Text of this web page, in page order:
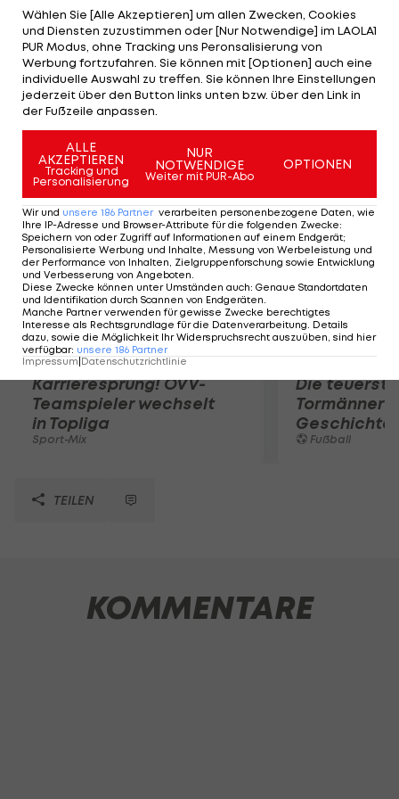
Mittelfeldspieler, der in der Akademie Vorarlberg
kickt, konnte bei einem Probetraining in der
Jugend-Abteilung des deutschen Bundesliga-Klubs
überzeugen. Er soll für die U19 eingeplant sein. Bis
Sommer 2012 spielte Canadi junior in der
Akademie der Wiener Austria.
Mehr zum Thema
Karrieresprung! ÖVV-
Teamspieler wechselt
in Topliga
Sport-Mix
Die
Tormänner
Geschichte
Fußball
TEILEN
KOMMENTARE
Wählen Sie [Alle Akzeptieren] um allen Zwecken, Cookies
und Diensten zuzustimmen oder [Nur Notwendige] im LAOLA1
PUR Modus, ohne Tracking uns Peronsalisierung von
Werbung fortzufahren. Sie können mit [Optionen] auch eine
individuelle Auswahl zu treffen. Sie können Ihre Einstellungen
jederzeit über den Button links unten bzw. über den Link in
der Fußzeile anpassen.
ALLE
AKZEPTIEREN
Tracking und
Personalisierung
NUR
NOTWENDIGE
Weiter mit PUR-Abo
OPTIONEN
Wir und unsere 186 Partner verarbeiten personenbezogene Daten, wie
Ihre IP-Adresse und Browser-Attribute für die folgenden Zwecke:
Speichern von oder Zugriff auf Informationen auf einem Endgerät;
Personalisierte Werbung und Inhalte, Messung von Werbeleistung und
der Performance von Inhalten, Zielgruppenforschung sowie Entwicklung
und Verbesserung von Angeboten.
Diese Zwecke können unter Umständen auch: Genaue Standortdaten
und Identifikation durch Scannen von Endgeräten.
Manche Partner verwenden für gewisse Zwecke berechtigtes
Interesse als Rechtsgrundlage für die Datenverarbeitung. Details
dazu, sowie die Möglichkeit Ihr Widerspruchsrecht auszuüben, sind hier
verfügbar: unsere 186 Partner
Impressum Datenschutzrichtlinie